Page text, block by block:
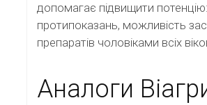
допомагає підвищити
протипоказань, можливість
препаратів чоловіками всіх
Аналоги